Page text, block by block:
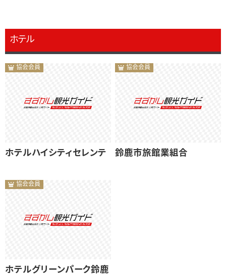
ホテル
協会会員
ホテルハイシティセレンテ
協会会員
鈴鹿市旅館業組合
協会会員
ホテルグリーンパーク鈴鹿